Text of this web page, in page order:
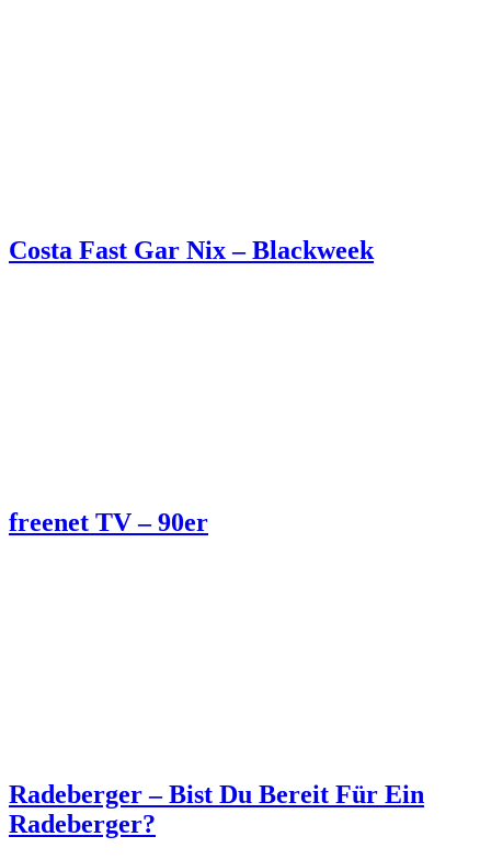
Costa Fast Gar Nix – Blackweek
freenet TV – 90er
Radeberger – Bist Du Bereit Für Ein
Radeberger?